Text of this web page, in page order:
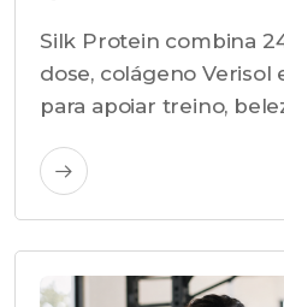
Silk Protein combina
dose, colágeno
para apoiar treino,